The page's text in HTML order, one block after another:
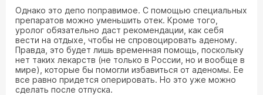
Однако это депо поправимое. С помощью специальных
препаратов можно уменьшить отек. Кроме того,
уролог обязательно даст рекомендации, как себя
вести на отдыхе, чтобы не спровоцировать аденому.
Правда, это будет лишь временная помощь, поскольку
нет таких лекарств (не только в России, но и вообще в
мире), которые бы помогли избавиться от аденомы. Ее
все равно придется оперировать. Но это уже можно
сделать после отпуска.